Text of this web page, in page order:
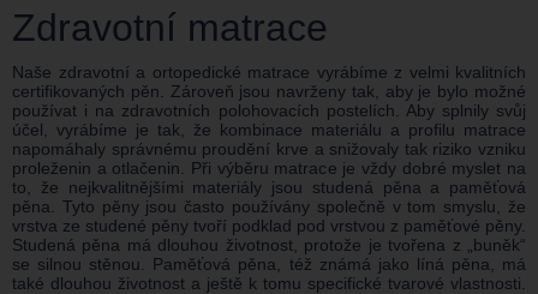
Zdravotní matrace
Naše zdravotní a ortopedické matrace vyrábíme z velmi kvalitních
certifikovaných pěn. Zároveň jsou navrženy tak, aby je bylo možné
používat i na zdravotních polohovacích postelích. Aby splnily svůj
účel, vyrábíme je tak, že kombinace materiálu a profilu matrace
napomáhaly správnému proudění krve a snižovaly tak riziko vzniku
proleženin a otlačenin. Při výběru matrace je vždy dobré myslet na
to, že nejkvalitnějšími materiály jsou studená pěna a paměťová
pěna. Tyto pěny jsou často používány společně v tom smyslu, že
vrstva ze studené pěny tvoří podklad pod vrstvou z paměťové pěny.
Studená pěna má dlouhou životnost, protože je tvořena z „buněk“
se silnou stěnou. Paměťová pěna, též známá jako líná pěna, má
také dlouhou životnost a ještě k tomu specifické tvarové vlastnosti.